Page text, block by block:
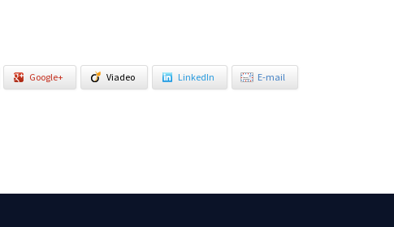
Google+ Viadeo LinkedIn E-mail